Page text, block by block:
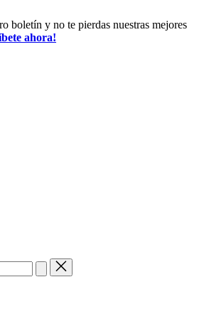
boletín y no te pierdas nuestras mejores
ahora!